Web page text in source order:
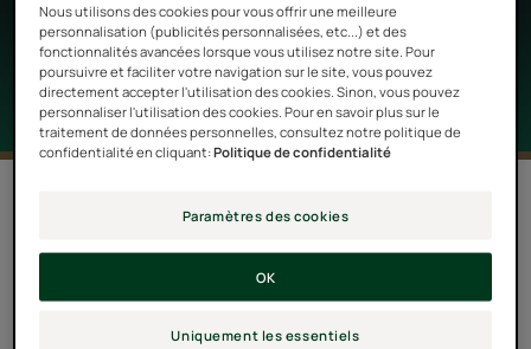
Nous utilisons des cookies pour vous offrir une meilleure
personnalisation (publicités personnalisées, etc...) et des
fonctionnalités avancées lorsque vous utilisez notre site. Pour
poursuivre et faciliter votre navigation sur le site, vous pouvez
directement accepter l'utilisation des cookies. Sinon, vous pouvez
personnaliser l'utilisation des cookies. Pour en savoir plus sur le
traitement de données personnelles, consultez notre politique de
confidentialité en cliquant:Politique de confidentialité
Paramètres des cookies
Uniquement les essentiels
OK